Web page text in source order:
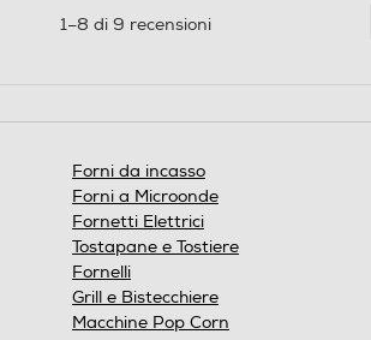
Tipologia forno
Tecnologia vapore
Colore
1–8 di 9 recensioni
Forni da incasso
Forni a Microonde
Fornetti Elettrici
Tostapane e Tostiere
Fornelli
Grill e Bistecchiere
Macchine Pop Corn